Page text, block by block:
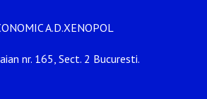
A.D.XENOPOL
nr. 165, Sect. 2 Bucuresti.